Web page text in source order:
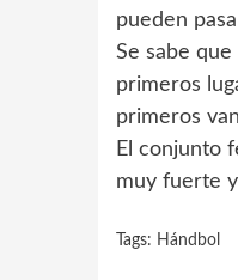
pueden
Se sabe
primeros
primeros
El conjunto
muy fuerte
Tags: Hándbol